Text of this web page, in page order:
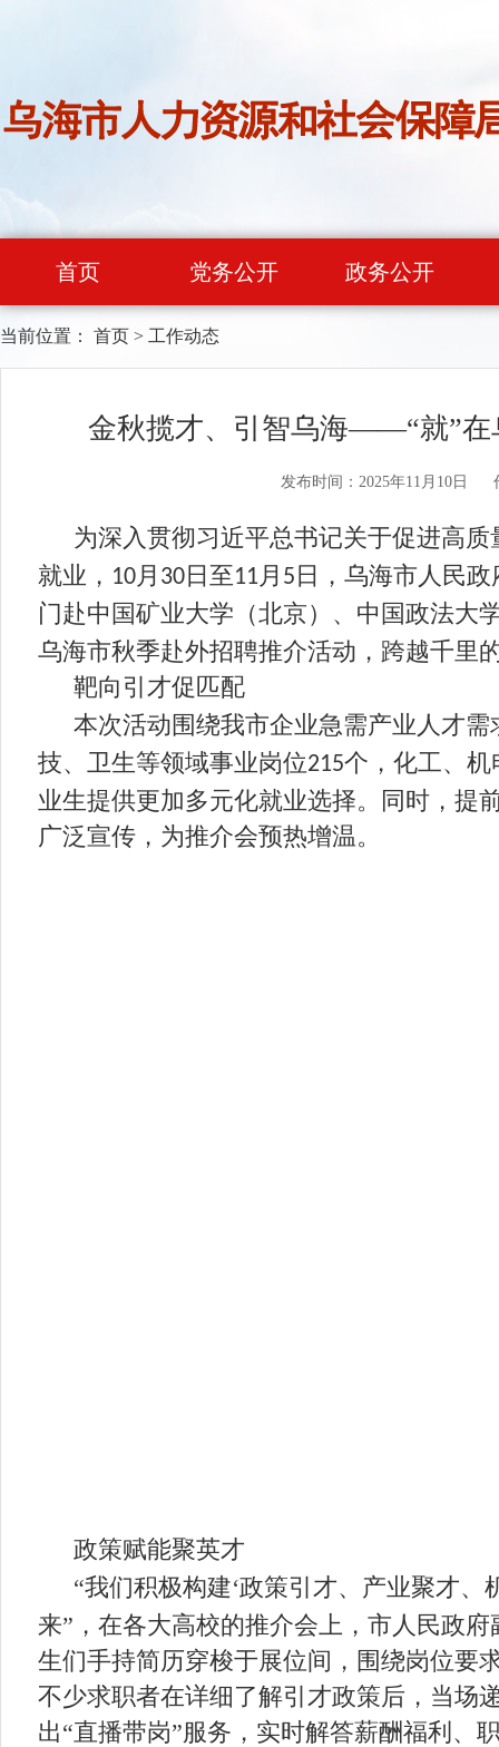
首页 党务公开 政务公开
当前位置： 首页 > 工作动态
金秋揽才、引智乌海——“就”在
发布时间：2025年11月10日
为深入贯彻习近平总书记关于促进高
就业， 10月 30日至11月 5日，乌海市人民
门赴中国矿业大学（北京）、中国政法大
乌海市秋季赴外招聘推介活动，跨越千里
靶向引才促匹配
本次活动围绕我市企业急需产业人才
技、卫生等领域事业岗位215个，化工、
业生提供更加多元化就业选择。同时，提
广泛宣传，为推介会预热增温。
政策赋能聚英才
“我们积极构建‘政策引才、产业聚才、
来”，在各大高校的推介会上，市人民政
生们手持简历穿梭于展位间，围绕岗位要
不少求职者在详细了解引才政策后，当场
出“直播带岗”服务，实时解答薪酬福利、